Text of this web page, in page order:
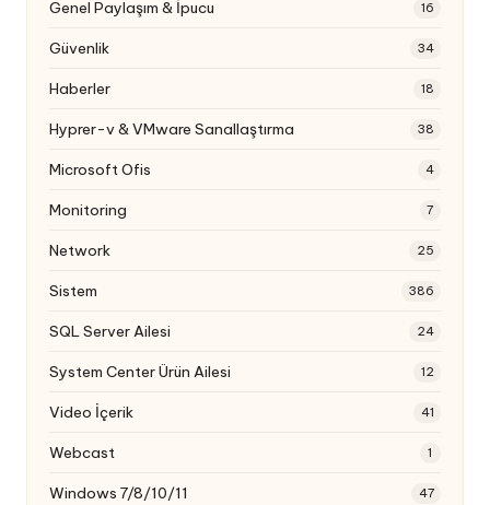
Genel Paylaşım & İpucu 16
Güvenlik 34
Haberler 18
Hyprer-v & VMware Sanallaştırma 38
Microsoft Ofis 4
Monitoring 7
Network 25
Sistem 386
SQL Server Ailesi 24
System Center Ürün Ailesi 12
Video İçerik 41
Webcast 1
Windows 7/8/10/11 47